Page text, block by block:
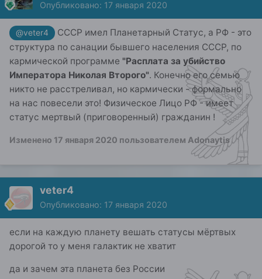
Опубликовано: 17 января 2020
@veter4
СССР имел Планетарный Статус, а РФ - это
структура по санации бывшего населения СССР, по
кармической программе "Расплата за убийство
Императора Николая Второго". Конечно его семью
никто не расстреливал, но кармически - формально
на нас повесели это! Физическое Лицо РФ - имеет
статус мертвый (приговоренный) гражданин !
Изменено 17 января 2020 пользователем Adonaytis
veter4
Опубликовано: 17 января 2020
если на каждую планету вешать статусы мёртвых
дорогой то у меня галактик не хватит
да и зачем эта планета без России